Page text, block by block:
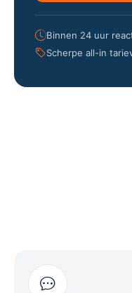
Binnen 24 uur
Scherpe all-in